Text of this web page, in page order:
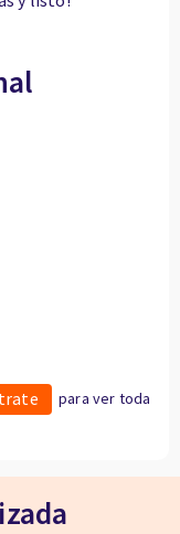
para ver toda